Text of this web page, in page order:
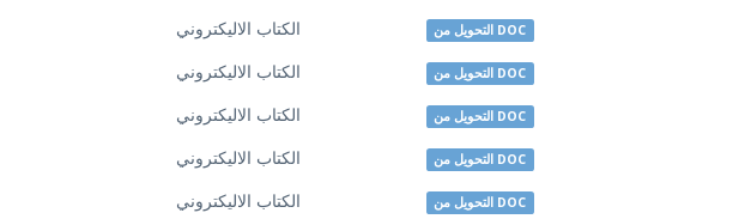
الكتاب الاليكتروني التحويل من DOC
الكتاب الاليكتروني التحويل من DOC
الكتاب الاليكتروني التحويل من DOC
الكتاب الاليكتروني التحويل من DOC
الكتاب الاليكتروني التحويل من DOC